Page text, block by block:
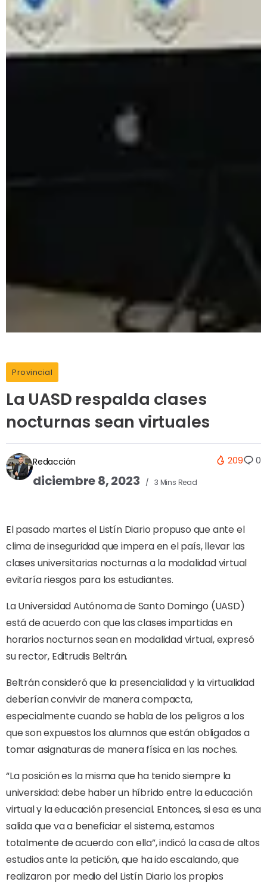
Provincial
La UASD respalda clases
nocturnas sean virtuales
Redacción
diciembre 8, 2023 3 Mins Read
209 0
El pasado martes el Listín Diario propuso que ante el
clima de inseguridad que impera en el país, llevar las
clases universitarias nocturnas a la modalidad virtual
evitaría riesgos para los estudiantes.
La Universidad Autónoma de Santo Domingo (UASD)
está de acuerdo con que las clases impartidas en
horarios nocturnos sean en modalidad virtual, expresó
su rector, Editrudis Beltrán.
Beltrán consideró que la presencialidad y la virtualidad
deberían convivir de manera compacta,
especialmente cuando se habla de los peligros a los
que son expuestos los alumnos que están obligados a
tomar asignaturas de manera física en las noches.
“La posición es la misma que ha tenido siempre la
universidad: debe haber un híbrido entre la educación
virtual y la educación presencial. Entonces, si esa es una
salida que va a beneficiar el sistema, estamos
totalmente de acuerdo con ella”, indicó la casa de altos
estudios ante la petición, que ha ido escalando, que
realizaron por medio del Listín Diario los propios